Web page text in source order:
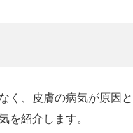
く、皮膚の病気が原因
を紹介します。